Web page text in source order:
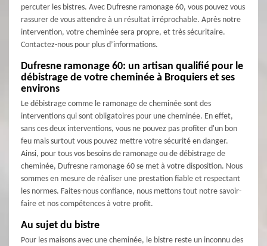
percuter les bistres. Avec Dufresne ramonage 60, vous pouvez vous
rassurer de vous attendre à un résultat irréprochable. Après notre
intervention, votre cheminée sera propre, et très sécuritaire.
Contactez-nous pour plus d’informations.
Dufresne ramonage 60: un artisan qualifié pour le
débistrage de votre cheminée à Broquiers et ses
environs
Le débistrage comme le ramonage de cheminée sont des
interventions qui sont obligatoires pour une cheminée. En effet,
sans ces deux interventions, vous ne pouvez pas profiter d'un bon
feu mais surtout vous pouvez mettre votre sécurité en danger.
Ainsi, pour tous vos besoins de ramonage ou de débistrage de
cheminée, Dufresne ramonage 60 se met à votre disposition. Nous
sommes en mesure de réaliser une prestation fiable et respectant
les normes. Faites-nous confiance, nous mettons tout notre savoir-
faire et nos compétences à votre profit.
Au sujet du bistre
Pour les maisons avec une cheminée, le bistre reste un inconnu des